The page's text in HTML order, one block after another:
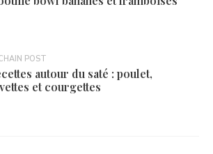
POST
autour du saté : poulet,
et courgettes